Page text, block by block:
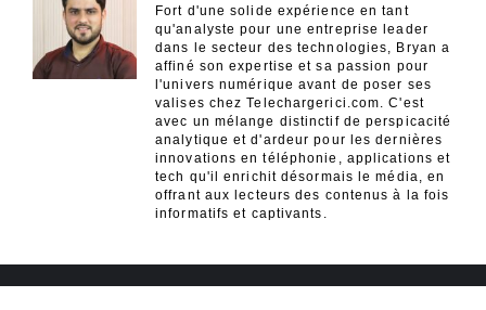
Fort d'une solide expérience en tant
qu'analyste pour une entreprise leader
dans le secteur des technologies, Bryan a
affiné son expertise et sa passion pour
l'univers numérique avant de poser ses
valises chez Telechargerici.com. C'est
avec un mélange distinctif de perspicacité
analytique et d'ardeur pour les dernières
innovations en téléphonie, applications et
tech qu'il enrichit désormais le média, en
offrant aux lecteurs des contenus à la fois
informatifs et captivants.